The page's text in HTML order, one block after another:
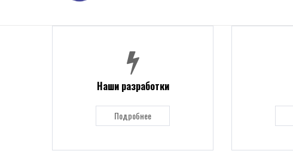
Наши разработки
Подробнее